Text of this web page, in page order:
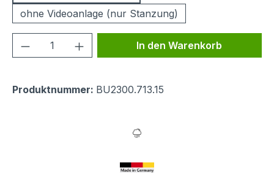
ohne Videoanlage (nur Stanzung)
Produkt Anzahl: Gib denIn den Warenkorb
Produktnummer: BU2300.713.15